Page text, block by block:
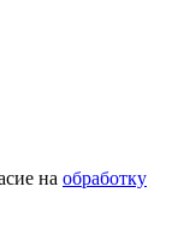
на обработку